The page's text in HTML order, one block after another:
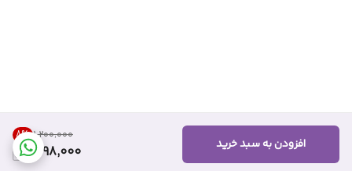
۱٬۲۰۰٬۰۰۰ 8%
1,098,000 افزودن به سبد خرید